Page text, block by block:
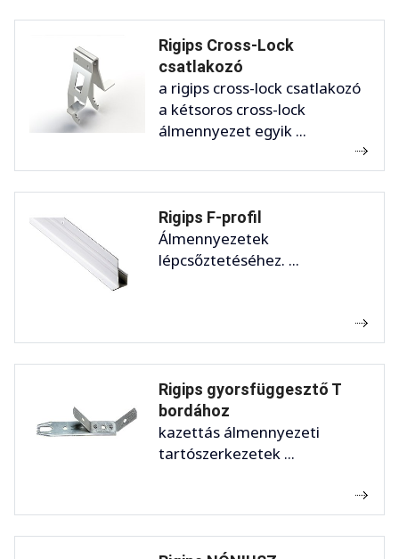
Rigips Cross-Lock
csatlakozó
a rigips cross-lock csatlakozó
a kétsoros cross-lock
álmennyezet egyik ...
Rigips F-profil
Álmennyezetek
lépcsőztetéséhez. ...
Rigips gyorsfüggesztő T
bordához
kazettás álmennyezeti
tartószerkezetek ...